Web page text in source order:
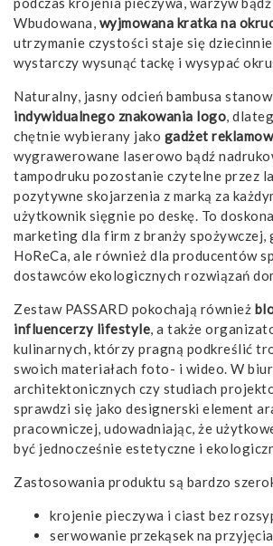
Wbudowana, wyjmowana kratka na
utrzymanie czystości staje się
wystarczy wysunąć tackę i wysypać
Naturalny, jasny odcień bambusa
indywidualnego znakowania logo,
chętnie wybierany jako gadżet
wygrawerowane laserowo bądź
tampodruku pozostanie czytelne przez
pozytywne skojarzenia z marką za
użytkownik sięgnie po deskę. To
marketing dla firm z branży spożywczej,
HoReCa, ale również dla producentów
dostawców ekologicznych rozwiązań
Zestaw PASSARD pokochają również
influencerzy lifestyle, a także
kulinarnych, którzy pragną podkreślić
swoich materiałach foto- i wideo. W
architektonicznych czy studiach
sprawdzi się jako designerski element
pracowniczej, udowadniając, że
być jednocześnie estetyczne i
Zastosowania produktu są bardzo
krojenie pieczywa i ciast bez
serwowanie przekąsek na